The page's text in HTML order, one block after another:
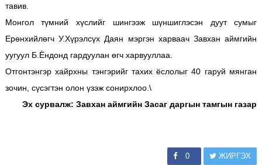
тавив.
Монгол түмний хүслийг шингээж шүншиглэсэн дуут сумыг
Ерөнхийлөгч У.Хүрэлсүх Даян мэргэн харваач Завхан аймгийн
уугуул Б.Ёндонд гардуулан өгч харвууллаа.
Отгонтэнгэр хайрхны тэнгэрийг тахих ёслолыг 40 гаруй мянган
зочин, сүсэгтэн олон үзэж сонирхлоо.\
Эх сурвалж: Завхан аймгийн Засаг даргын тамгын газар
0 ЖИРГЭХ